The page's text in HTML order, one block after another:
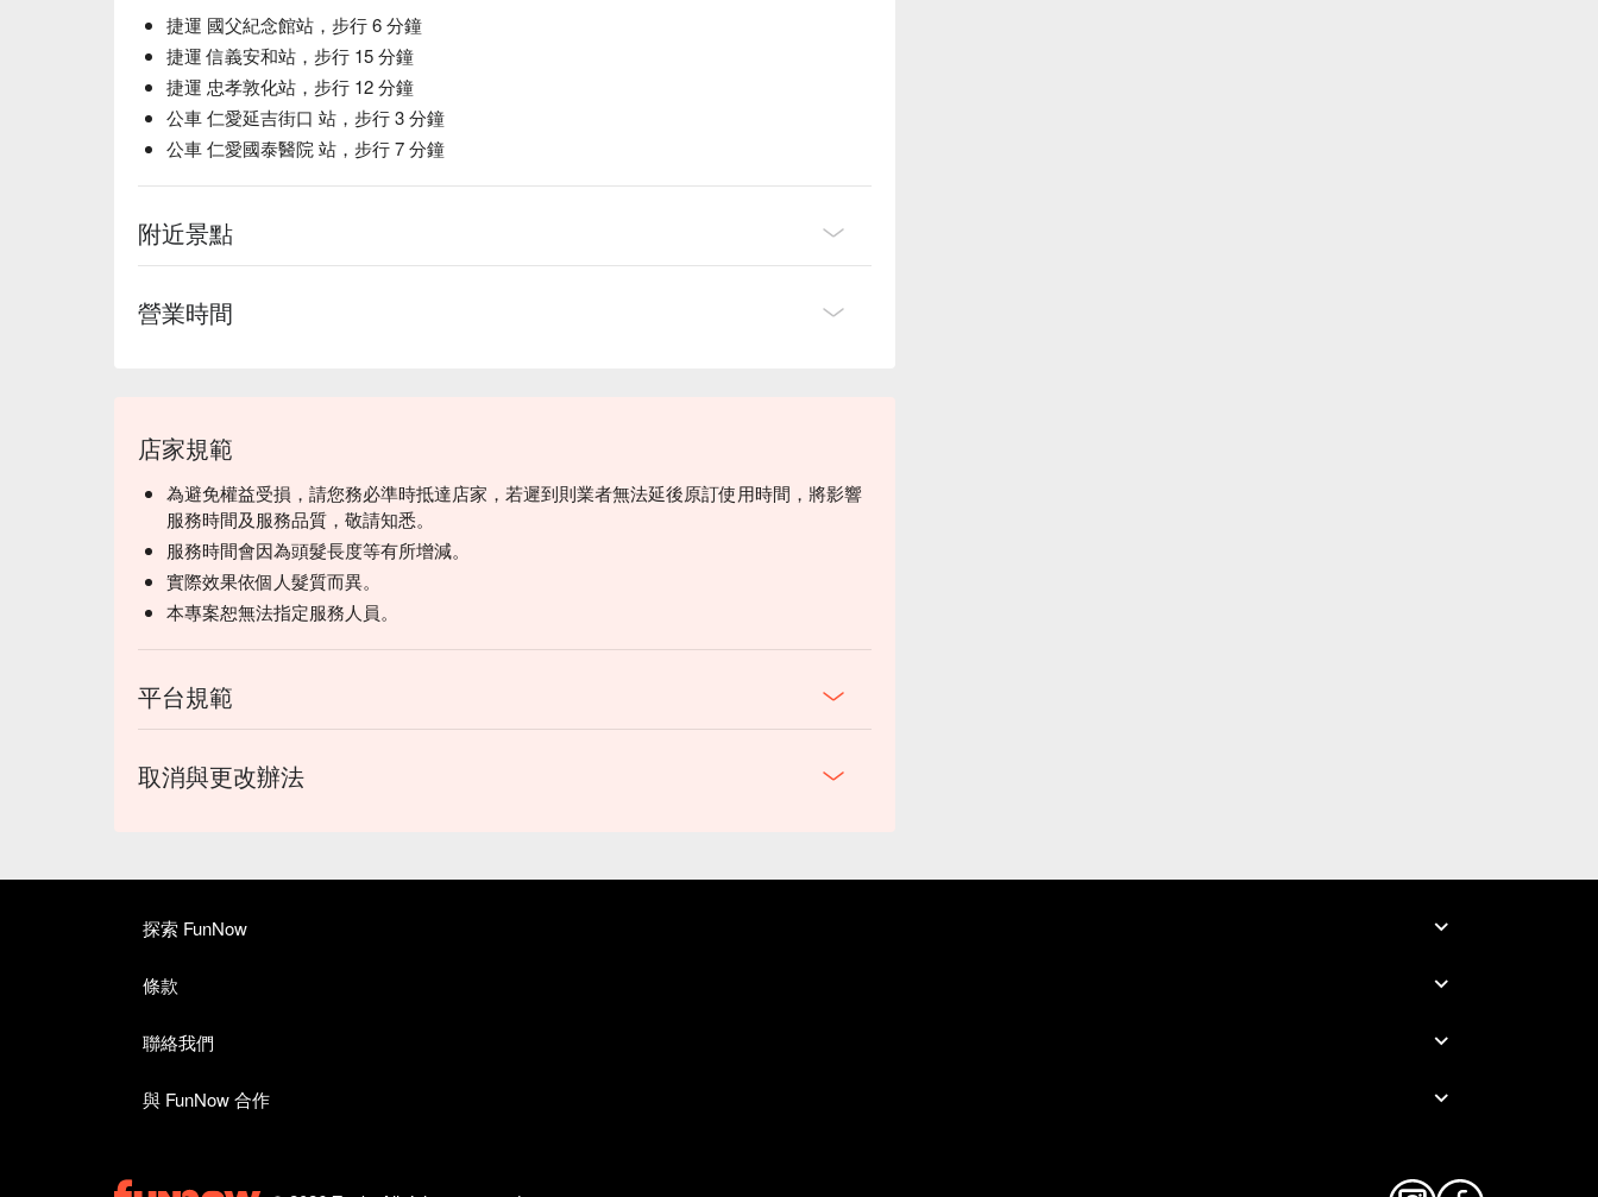
捷運 國父紀念館站，步行 6 分鐘
捷運 信義安和站，步行 15 分鐘
捷運 忠孝敦化站，步行 12 分鐘
公車 仁愛延吉街口 站，步行 3 分鐘
公車 仁愛國泰醫院 站，步行 7 分鐘
附近景點
營業時間
店家規範
為避免權益受損，請您務必準時抵達店家，若遲到則業者無法延後原訂使用時間，將影響
服務時間及服務品質，敬請知悉。
服務時間會因為頭髮長度等有所增減。
實際效果依個人髮質而異。
本專案恕無法指定服務人員。
平台規範
取消與更改辦法
探索 FunNow
條款
聯絡我們
與 FunNow 合作